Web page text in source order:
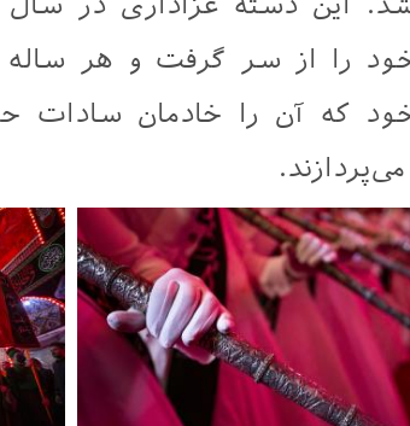
خود را از سر گرفت و هر
که آن را خادمان سادات